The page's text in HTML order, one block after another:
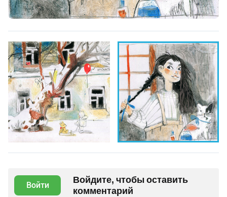
Войти
Войдите, чтобы оставить
комментарий